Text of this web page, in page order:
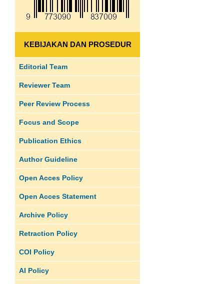
KEBIJAKAN DAN PROSEDUR
Editorial Team
Reviewer Team
Peer Review Process
Focus and Scope
Publication Ethics
Author Guideline
Open Acces Policy
Open Acces Statement
Archive Policy
Retraction Policy
COI Policy
AI Policy